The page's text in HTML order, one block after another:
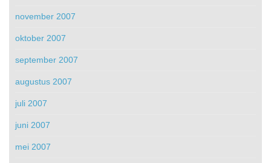
november 2007
oktober 2007
september 2007
augustus 2007
juli 2007
juni 2007
mei 2007